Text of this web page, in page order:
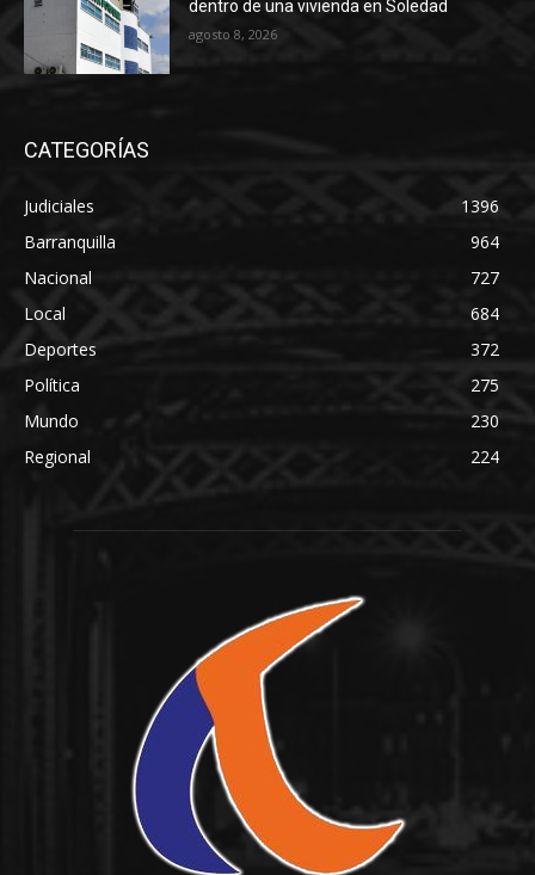
dentro de una vivienda en Soledad
agosto 8, 2026
CATEGORÍAS
Judiciales
1396
Barranquilla
964
Nacional
727
Local
684
Deportes
372
Política
275
Mundo
230
Regional
224